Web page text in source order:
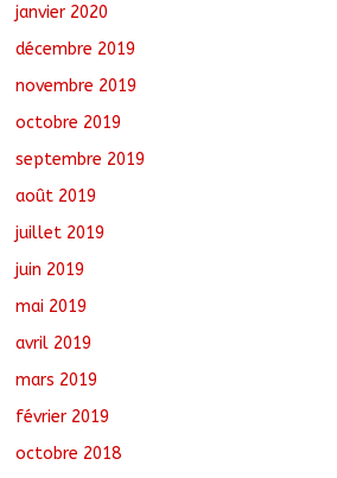
janvier 2020
décembre 2019
novembre 2019
octobre 2019
septembre 2019
août 2019
juillet 2019
juin 2019
mai 2019
avril 2019
mars 2019
février 2019
octobre 2018